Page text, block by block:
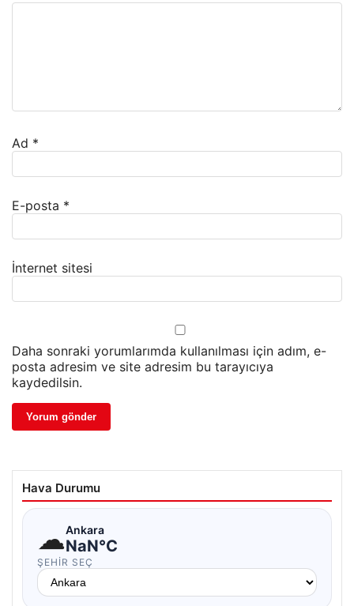
Ad *
E-posta *
İnternet sitesi
Daha sonraki yorumlarımda kullanılması için adım, e-
posta adresim ve site adresim bu tarayıcıya
kaydedilsin.
Hava Durumu
☁Ankara
NaN°C
ŞEHIR SEÇ